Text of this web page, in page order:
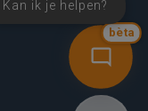
bèta
Kan ik je helpen?